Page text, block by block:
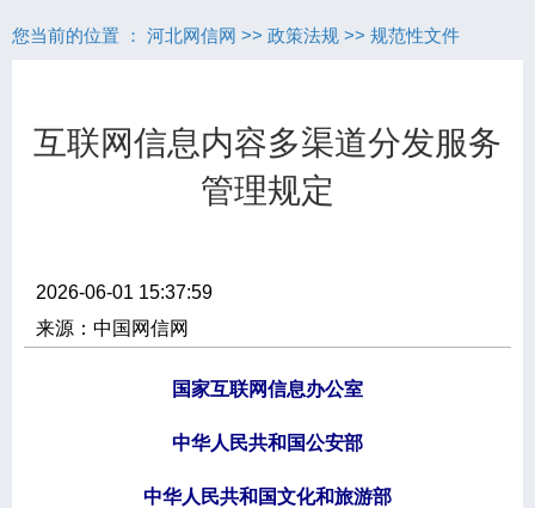
您当前的位置 ： 河北网信网 >> 政策法规 >> 规范性文件
互联网信息内容多渠道分发服务
管理规定
2026-06-01 15:37:59
来源：中国网信网
国家互联网信息办公室
中华人民共和国公安部
中华人民共和国文化和旅游部